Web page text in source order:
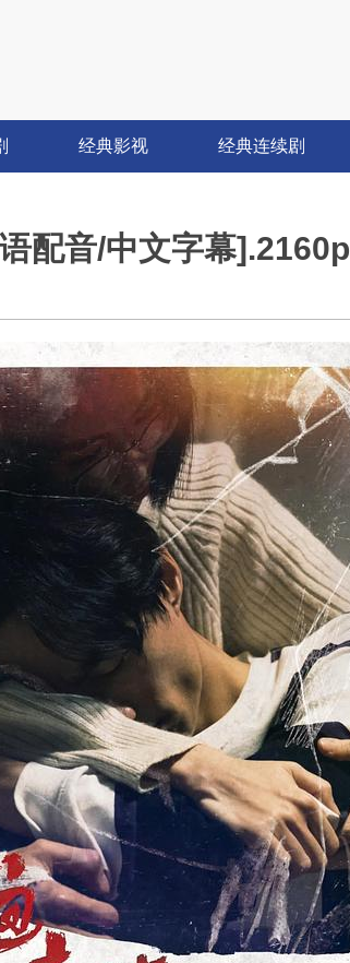
经典影视 经典连续剧
配音/中文字幕].2160p